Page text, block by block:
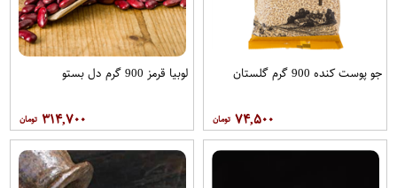
جو پوست کنده 900 گرم گلستان
۷۴,۵۰۰
لوبیا قرمز 900 گرم دل بستو
۳۱۴,۷۰۰